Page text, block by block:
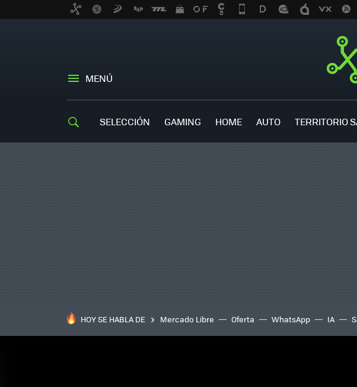
MENÚ
SELECCIÓN GAMING HOME AUTO TERRITORIO
HOY SE HABLA DE Mercado Libre Oferta WhatsApp IA